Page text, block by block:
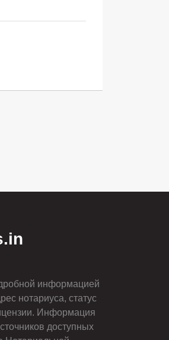
информацией
нотариуса, статус
Информация
доступных